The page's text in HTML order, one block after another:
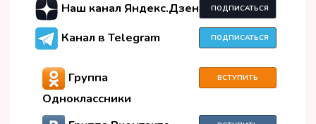
Наш канал Яндекс.Дзен
ПОДПИСАТЬСЯ
Канал в Telegram ПОДПИСАТЬСЯ
Группа
Одноклассники
ВСТУПИТЬ